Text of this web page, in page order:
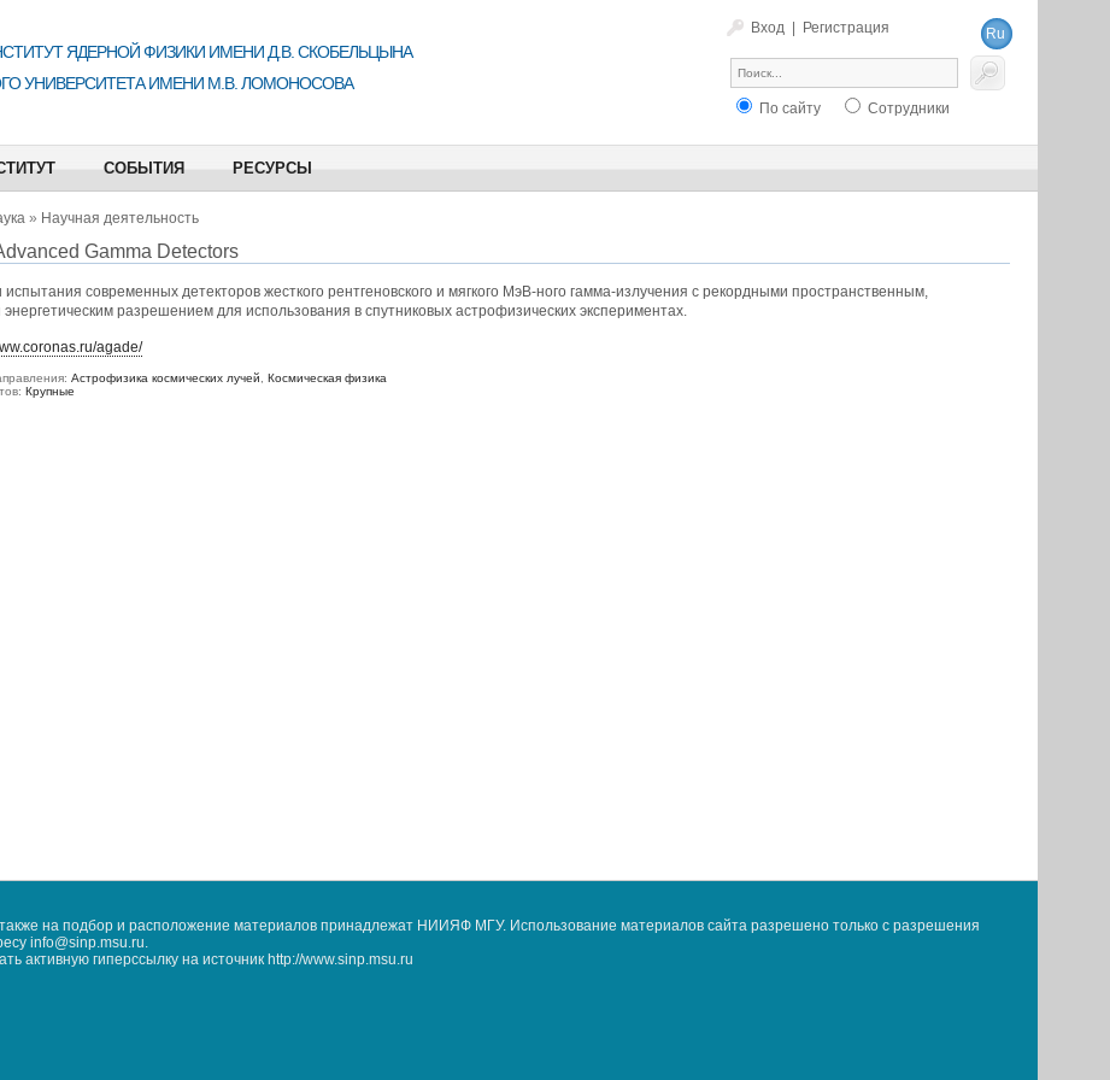
Вход Регистрация
Ru
En
ЯДЕРНОЙ ФИЗИКИ ИМЕНИ Д.В. СКОБЕЛЬЦЫНА
УНИВЕРСИТЕТА ИМЕНИ М.В. ЛОМОНОСОВА
По сайту Сотрудники
СОБЫТИЯ РЕСУРСЫ
» Научная деятельность
Gamma Detectors
испытания современных детекторов жесткого рентгеновского и мягкого МэВ-ного гамма-излучения с рекордными пространственным,
разрешением для использования в спутниковых астрофизических экспериментах.
agade/
Астрофизика космических лучей
Космическая физика
Крупные
на подбор и расположение материалов принадлежат НИИЯФ МГУ. Использование материалов сайта разрешено только с разрешения
info@sinp.msu.ru.
активную гиперссылку на источник http://www.sinp.msu.ru